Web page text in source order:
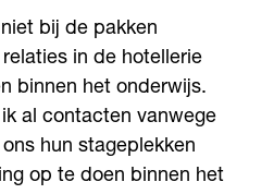
bij de pakken
in de hotellerie
binnen het onderwijs.
al contacten vanwege
hun stageplekken
op te doen binnen het